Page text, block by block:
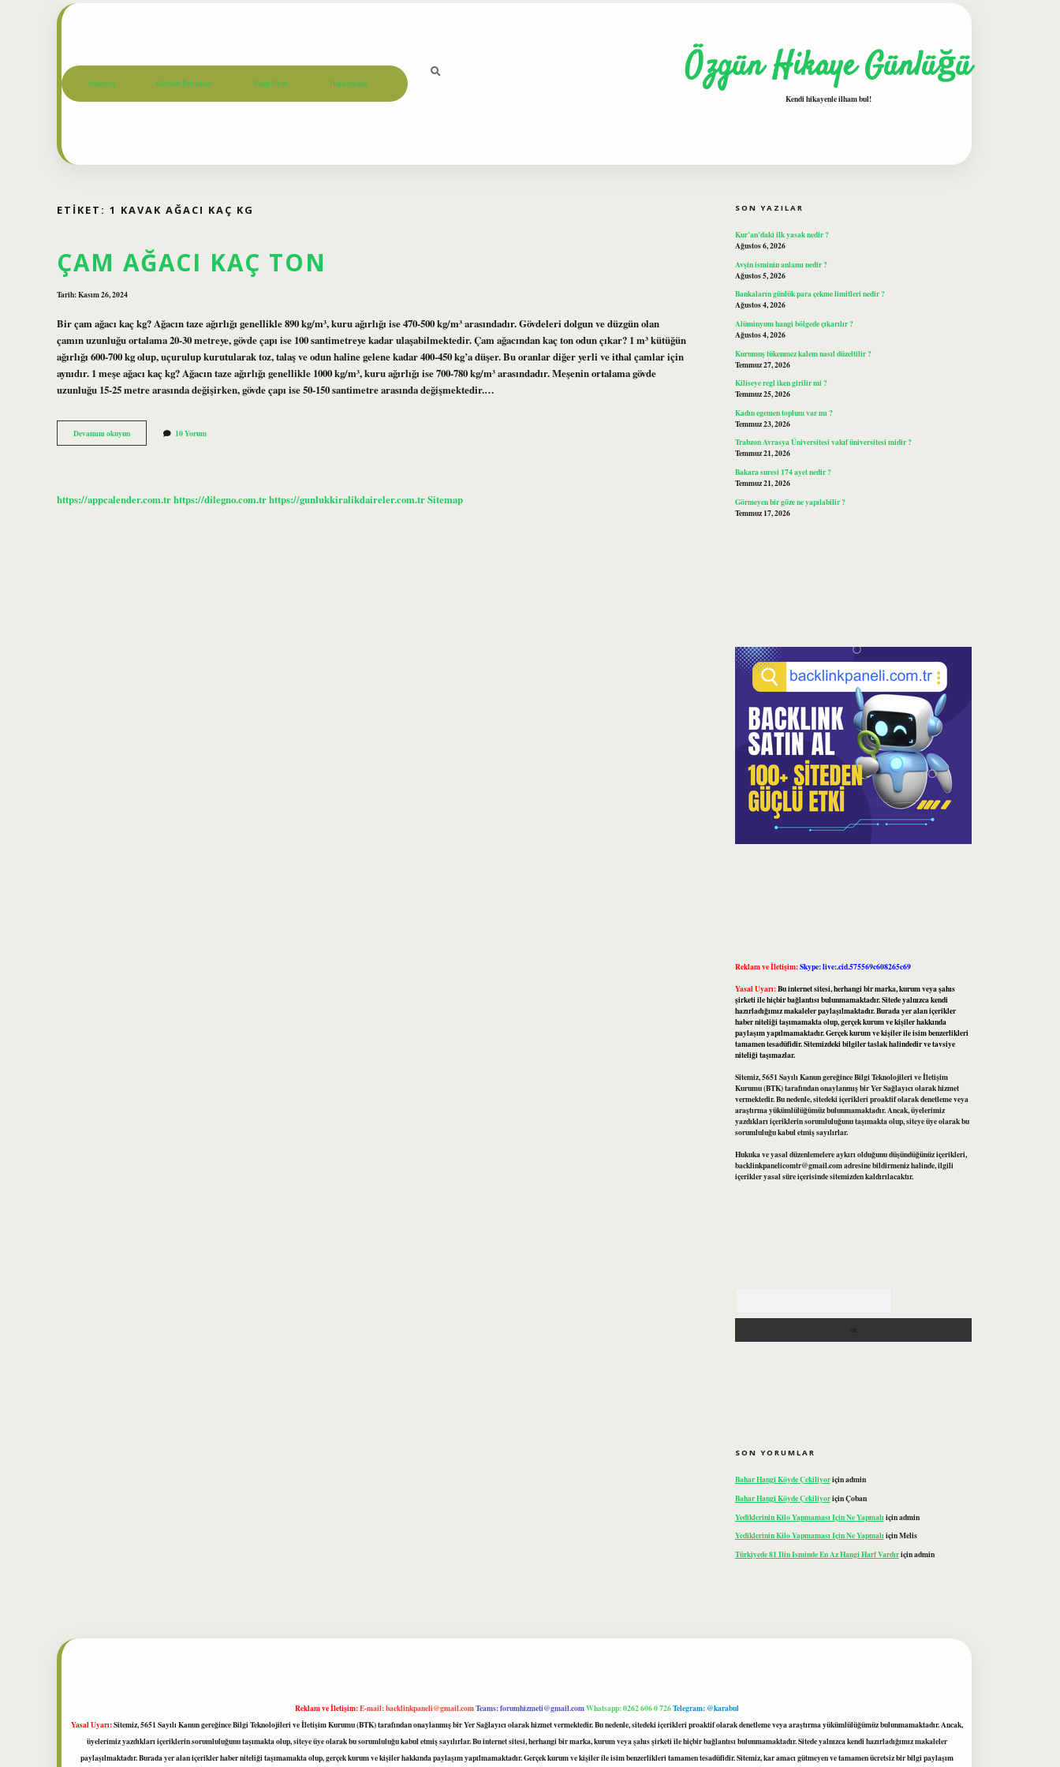
Anasayfa Gizlilik Politikası Yasal Uyarı Hakkımızda Özgün Hikaye Günlüğü
Kendi hikayenle ilham bul!
ETIKET: 1 KAVAK AĞACI KAÇ KG
ÇAM AĞACI KAÇ TON
Tarih: Kasım 26, 2024
Bir çam ağacı kaç kg? Ağacın taze ağırlığı genellikle 890 kg/m³, kuru ağırlığı ise 470-500 kg/m³ arasındadır. Gövdeleri dolgun ve düzgün olan
çamın uzunluğu ortalama 20-30 metreye, gövde çapı ise 100 santimetreye kadar ulaşabilmektedir. Çam ağacından kaç ton odun çıkar? 1 m³ kütüğün
ağırlığı 600-700 kg olup, uçurulup kurutularak toz, talaş ve odun haline gelene kadar 400-450 kg’a düşer. Bu oranlar diğer yerli ve ithal çamlar için
aynıdır. 1 meşe ağacı kaç kg? Ağacın taze ağırlığı genellikle 1000 kg/m³, kuru ağırlığı ise 700-780 kg/m³ arasındadır. Meşenin ortalama gövde
uzunluğu 15-25 metre arasında değişirken, gövde çapı ise 50-150 santimetre arasında değişmektedir.…
Devamını okuyunÇam
Ağacı
10 Yorum
https://appcalender.com.trhttps://dilegno.com.trhttps://gunlukkiralikdaireler.com.trSitemap
SON YAZILAR
Kur’an’daki ilk yasak nedir ?
Ağustos 6, 2026
Avşin isminin anlamı nedir ?
Ağustos 5, 2026
Bankaların günlük para çekme limitleri nedir ?
Ağustos 4, 2026
Alüminyum hangi bölgede çıkarılır ?
Ağustos 4, 2026
Kurumuş tükenmez kalem nasıl düzeltilir ?
Temmuz 27, 2026
Kiliseye regl iken girilir mi ?
Temmuz 25, 2026
Kadın egemen toplum var mı ?
Temmuz 23, 2026
Trabzon Avrasya Üniversitesi vakıf üniversitesi midir ?
Temmuz 21, 2026
Bakara suresi 174 ayet nedir ?
Temmuz 21, 2026
Görmeyen bir göze ne yapılabilir ?
Temmuz 17, 2026
Reklam ve İletişim:Skype: live:.cid.575569c608265c69
Yasal Uyarı:Bu internet sitesi, herhangi bir marka, kurum veya şahıs
şirketi ile hiçbir bağlantısı bulunmamaktadır. Sitede yalnızca kendi
hazırladığımız makaleler paylaşılmaktadır. Burada yer alan içerikler
haber niteliği taşımamakta olup, gerçek kurum ve kişiler hakkında
paylaşım yapılmamaktadır. Gerçek kurum ve kişiler ile isim benzerlikleri
tamamen tesadüfidir. Sitemizdeki bilgiler taslak halindedir ve tavsiye
niteliği taşımazlar.
Sitemiz, 5651 Sayılı Kanun gereğince Bilgi Teknolojileri ve İletişim
Kurumu (BTK) tarafından onaylanmış bir Yer Sağlayıcı olarak hizmet
vermektedir. Bu nedenle, sitedeki içerikleri proaktif olarak denetleme veya
araştırma yükümlülüğümüz bulunmamaktadır. Ancak, üyelerimiz
yazdıkları içeriklerin sorumluluğunu taşımakta olup, siteye üye olarak bu
sorumluluğu kabul etmiş sayılırlar.
Hukuka ve yasal düzenlemelere aykırı olduğunu düşündüğünüz içerikleri,
backlinkpanelicomtr@gmail.comadresine bildirmeniz halinde, ilgili
içerikler yasal süre içerisinde sitemizden kaldırılacaktır.
SON YORUMLAR
Bahar Hangi Köyde Çekiliyoriçinadmin
Bahar Hangi Köyde ÇekiliyoriçinÇoban
Yediklerinin Kilo Yapmaması Için Ne Yapmalı içinadmin
Yediklerinin Kilo Yapmaması Için Ne YapmalıiçinMelis
Türkiyede 81 Ilin Isminde En Az Hangi Harf Vardıriçinadmin
Reklam ve İletişim:E-mail:backlinkpaneli@gmail.comTeams:forumhizmeti@gmail.comWhatsapp: 0262 606 0 726Telegram: @karabul
Yasal Uyarı:Sitemiz, 5651 Sayılı Kanun gereğince Bilgi Teknolojileri ve İletişim Kurumu (BTK) tarafından onaylanmış bir Yer Sağlayıcı olarak hizmet vermektedir. Bu nedenle, sitedeki içerikleri proaktif olarak denetleme veya araştırma yükümlülüğümüz bulunmamaktadır. Ancak,
üyelerimiz yazdıkları içeriklerin sorumluluğunu taşımakta olup, siteye üye olarak bu sorumluluğu kabul etmiş sayılırlar. Bu internet sitesi, herhangi bir marka, kurum veya şahıs şirketi ile hiçbir bağlantısı bulunmamaktadır. Sitede yalnızca kendi hazırladığımız makaleler
paylaşılmaktadır. Burada yer alan içerikler haber niteliği taşımamakta olup, gerçek kurum ve kişiler hakkında paylaşım yapılmamaktadır. Gerçek kurum ve kişiler ile isim benzerlikleri tamamen tesadüfidir. Sitemiz, kar amacı gütmeyen ve tamamen ücretsiz bir bilgi paylaşım